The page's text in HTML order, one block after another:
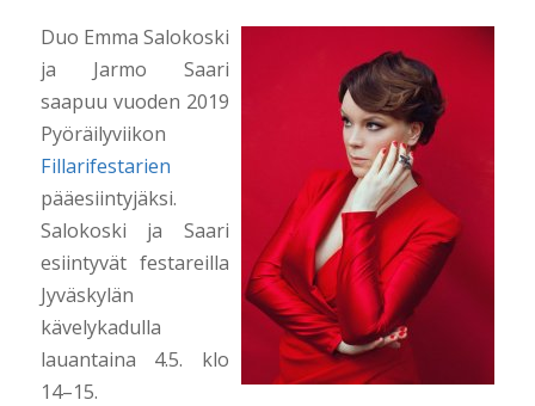
Duo Emma Salokoski
ja Jarmo Saari
saapuu vuoden 2019
Pyöräilyviikon
Fillarifestarien
pääesiintyjäksi.
Salokoski ja Saari
esiintyvät festareilla
Jyväskylän
kävelykadulla
lauantaina 4.5. klo
14–15.